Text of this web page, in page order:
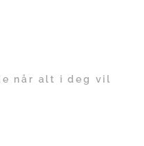
når alt i deg vil